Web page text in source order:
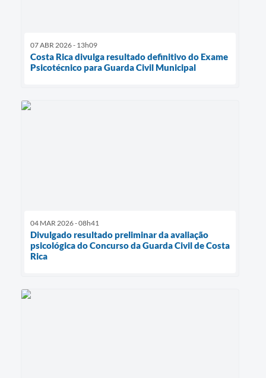
07 ABR 2026 - 13h09
Costa Rica divulga resultado definitivo do Exame
Psicotécnico para Guarda Civil Municipal
04 MAR 2026 - 08h41
Divulgado resultado preliminar da avaliação
psicológica do Concurso da Guarda Civil de Costa
Rica